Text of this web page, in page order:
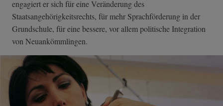
engagiert er sich für eine Veränderung des
Staatsangehörigkeitsrechts, für mehr Sprachförderung in der
Grundschule, für eine bessere, vor allem politische Integration
von Neuankömmlingen.